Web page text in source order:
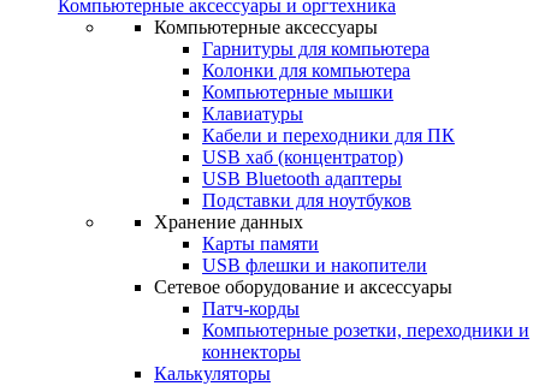
Компьютерные аксессуары и оргтехника
Компьютерные аксессуары
Гарнитуры для компьютера
Колонки для компьютера
Компьютерные мышки
Клавиатуры
Кабели и переходники для ПК
USB хаб (концентратор)
USB Bluetooth адаптеры
Подставки для ноутбуков
Хранение данных
Карты памяти
USB флешки и накопители
Сетевое оборудование и аксессуары
Патч-корды
Компьютерные розетки, переходники и
коннекторы
Калькуляторы